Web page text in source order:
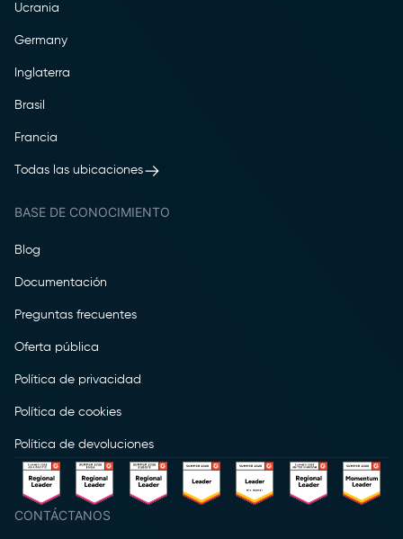
Ucrania
Germany
Inglaterra
Brasil
Francia
Todas las ubicaciones
BASE DE CONOCIMIENTO
Blog
Documentación
Preguntas frecuentes
Oferta pública
Política de privacidad
Política de cookies
Política de devoluciones
CONTÁCTANOS